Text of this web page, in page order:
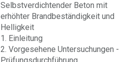
Selbstverdichtender Beton mit
erhöhter Brandbeständigkeit und
Helligkeit
1. Einleitung
2. Vorgesehene Untersuchungen -